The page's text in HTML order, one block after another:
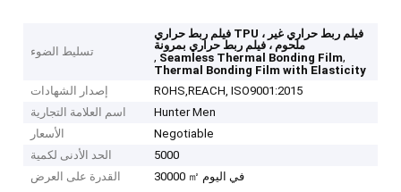
تسليط الضوء
فيلم ربط حراري TPU ، فيلم ربط حراري غير
ملحوم ، فيلم ربط حراري بمرونة
, Seamless Thermal Bonding Film,
Thermal Bonding Film with Elasticity
إصدار الشهادات
ROHS,REACH, ISO9001:2015
اسم العلامة التجارية
Hunter Men
الأسعار
Negotiable
الحد الأدنى لكمية
5000
القدرة على العرض
30000 ㎡ في اليوم